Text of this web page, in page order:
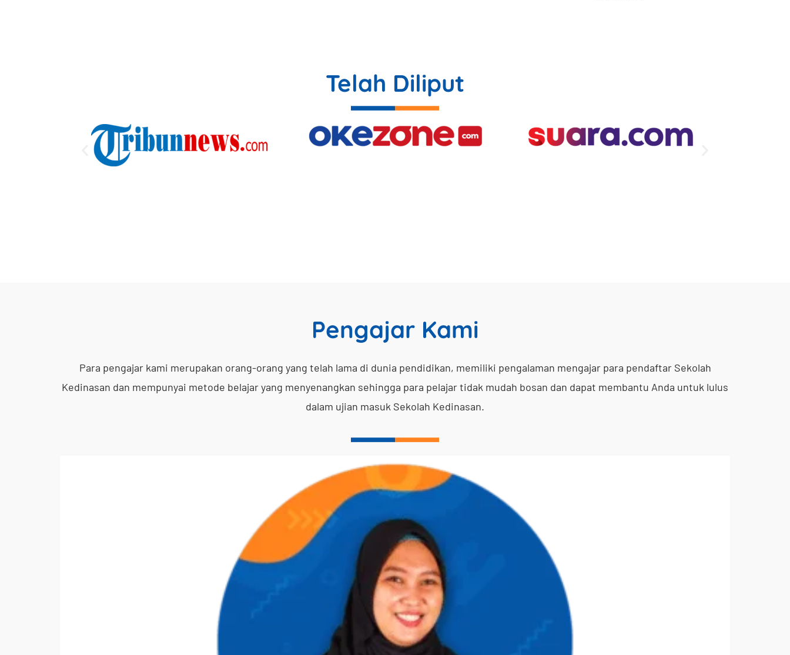
Telah Diliput
Pengajar Kami
Para pengajar kami merupakan orang-orang yang telah lama di dunia pendidikan, memiliki pengalaman mengajar para pendaftar Sekolah
Kedinasan dan mempunyai metode belajar yang menyenangkan sehingga para pelajar tidak mudah bosan dan dapat membantu Anda untuk lulus
dalam ujian masuk Sekolah Kedinasan.